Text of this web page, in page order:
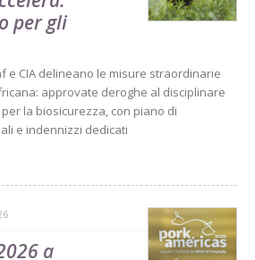
per gli
e CIA delineano le misure straordinarie
approvate deroghe al disciplinare
la biosicurezza, con piano di
e indennizzi dedicati
a